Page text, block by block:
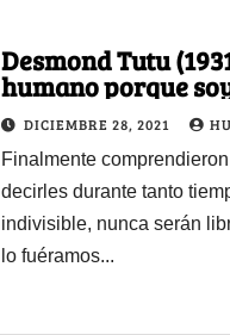
Desmond Tutu
humano porque
DICIEMBRE 28, 2021
Finalmente
decirles durante tanto
indivisible, nunca serán
lo fuéramos...